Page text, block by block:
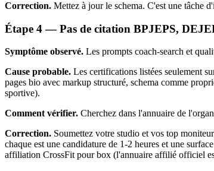
Correction. Mettez à jour le schema. C'est une tâche
Étape 4 — Pas de citation BPJEPS,
Symptôme observé. Les prompts coach-search et
Cause probable. Les certifications listées seulement
pages bio avec markup structuré, schema comme
sportive).
Comment vérifier. Cherchez dans l'annuaire de
Correction. Soumettez votre studio et vos top
chaque est une candidature de 1-2 heures et une
affiliation CrossFit pour box (l'annuaire affilié officiel